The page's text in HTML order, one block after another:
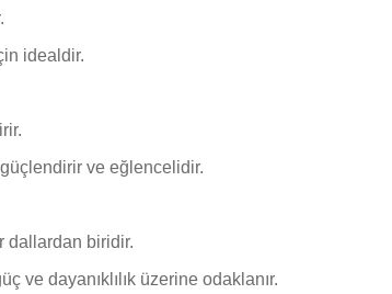
idealdir.
ve eğlencelidir.
dallardan biridir.
ve dayanıklılık üzerine odaklanır.